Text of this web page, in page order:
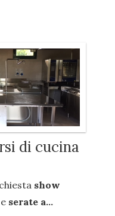
di cucina
show
e serate a...